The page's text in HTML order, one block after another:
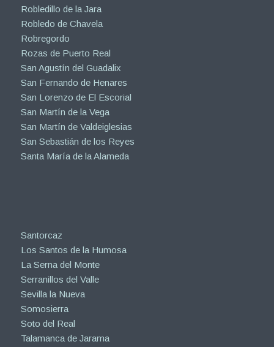
Robledillo de la Jara
Robledo de Chavela
Robregordo
Rozas de Puerto Real
San Agustín del Guadalix
San Fernando de Henares
San Lorenzo de El Escorial
San Martín de la Vega
San Martín de Valdeiglesias
San Sebastián de los Reyes
Santa María de la Alameda
Santorcaz
Los Santos de la Humosa
La Serna del Monte
Serranillos del Valle
Sevilla la Nueva
Somosierra
Soto del Real
Talamanca de Jarama